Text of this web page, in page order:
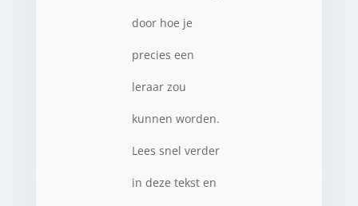
door hoe je
precies een
leraar zou
kunnen worden.
Lees snel verder
in deze tekst en